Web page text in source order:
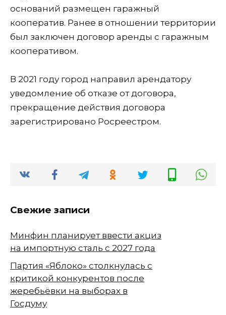
оснований размещен гаражный
кооператив. Ранее в отношении территории
был заключен договор аренды с гаражным
кооперативом.
В 2021 году город направил арендатору
уведомление об отказе от договора,
прекращение действия договора
зарегистрировано Росреестром.
Свежие записи
Минфин планирует ввести акциз
на импортную сталь с 2027 года
Партия «Яблоко» столкнулась с
критикой конкурентов после
жеребьёвки на выборах в
Госдуму